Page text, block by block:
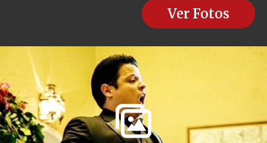
s
d
e
c
o
m
p
a
r
Ver Fotos